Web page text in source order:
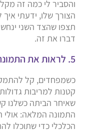
והסביר לי כמה זה
הצורך שלו, ידעתי איך
תצפו שהצד השני
דברו את זה.
5. לראות את התמונה הגדולה
כשמפחדים, קל
קטנות למריבות
שאיחר הביתה כשלנו
התמונה המלאה: אולי
הכלכלי כדי שתוכלו